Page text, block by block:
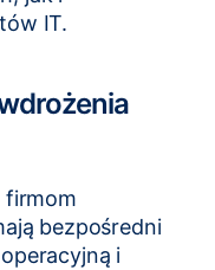
IT.
firmom
bezpośredni
i